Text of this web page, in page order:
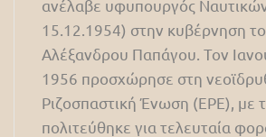
ανέλαβε υφυπουργός
15.12.1954) στην κυβέρνηση
Αλέξανδρου Παπάγου. Τον
1956 προσχώρησε στη
Ριζοσπαστική Ένωση (ΕΡΕ), με
πολιτεύθηκε για τελευταία